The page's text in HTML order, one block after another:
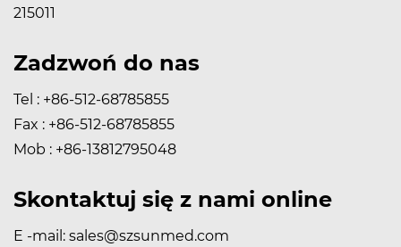
215011
Zadzwoń do nas
Tel : +86-512-68785855
Fax : +86-512-68785855
Mob : +86-13812795048
Skontaktuj się z nami online
E -mail: sales@szsunmed.com